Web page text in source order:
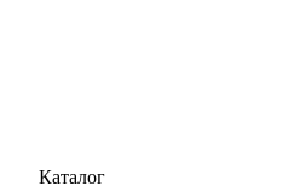
Каталог